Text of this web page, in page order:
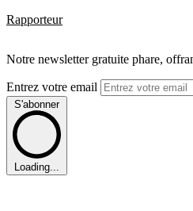
Rapporteur
Notre newsletter gratuite phare,
Entrez votre email
S'abonner
Loading...